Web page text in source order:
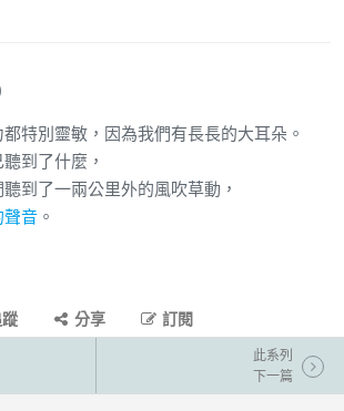
特別靈敏，因為我們有長長的大耳朵。
到了什麼，
到了一兩公里外的風吹草動，
聲音 。
分享 訂閱
此系列
下一篇